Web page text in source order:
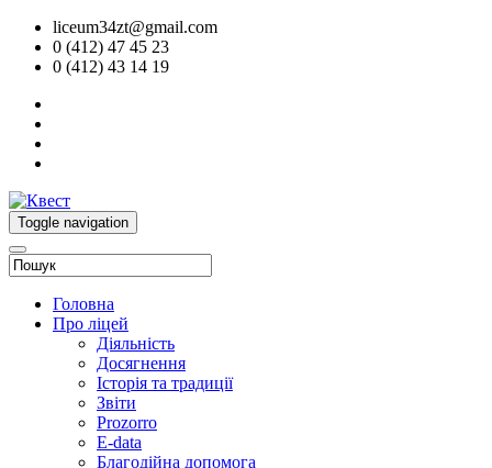
liceum34zt@gmail.com
0 (412) 47 45 23
0 (412) 43 14 19
Toggle navigation
Головна
Про ліцей
Діяльність
Досягнення
Історія та традиції
Звіти
Prozorro
E-data
Благодійна допомога